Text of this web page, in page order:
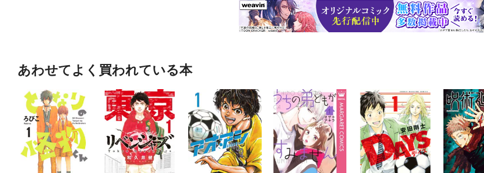
あわせてよく買われている本